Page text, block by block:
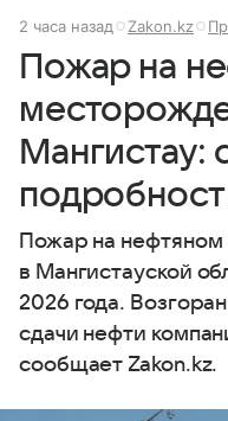
2 часа назад Zakon.kz
Пожар на
Мангистау:
Пожар на
в Мангистауской
2026 года.
сдачи нефти
сообщает Zakon.kz.